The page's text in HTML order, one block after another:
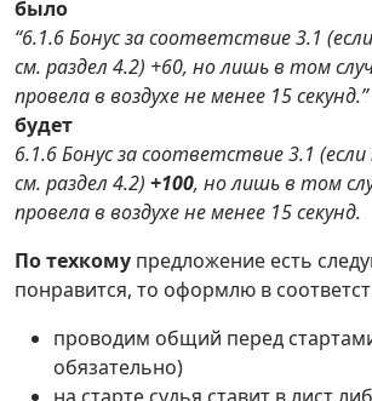
было
“6.1.6 Бонус за соответствие 3.1
см. раздел 4.2) +60, но лишь в том
провела в воздухе не менее 15 секунд.”
будет
6.1.6 Бонус за соответствие 3.1
см. раздел 4.2) +100, но лишь в том
провела в воздухе не менее 15 секунд.
По техкому предложение есть
понравится, то оформлю в
проводим общий перед
обязательно)